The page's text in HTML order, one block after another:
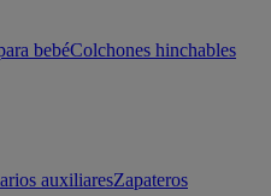
bebéColchones hinchables
auxiliaresZapateros